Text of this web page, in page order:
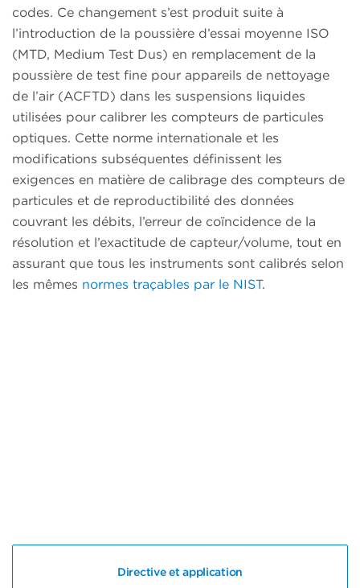
codes. Ce changement s’est produit suite à
l’introduction de la poussière d’essai moyenne ISO
(MTD, Medium Test Dus) en remplacement de la
poussière de test fine pour appareils de nettoyage
de l’air (ACFTD) dans les suspensions liquides
utilisées pour calibrer les compteurs de particules
optiques. Cette norme internationale et les
modifications subséquentes définissent les
exigences en matière de calibrage des compteurs de
particules et de reproductibilité des données
couvrant les débits, l’erreur de coïncidence de la
résolution et l’exactitude de capteur/volume, tout en
assurant que tous les instruments sont calibrés selon
les mêmes normes traçables par le NIST.
Directive et application